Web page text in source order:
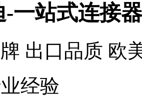
-一站式连接
出口品质 欧
经验